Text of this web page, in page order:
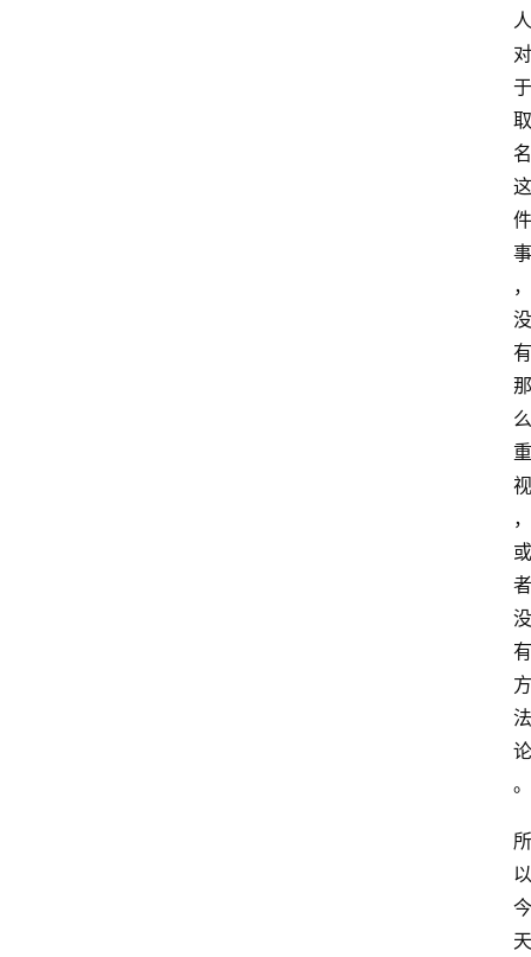
人
对
于
取
名
这
件
事
，
没
有
那
么
重
视
，
或
者
没
有
方
法
论
。
所
以
今
天